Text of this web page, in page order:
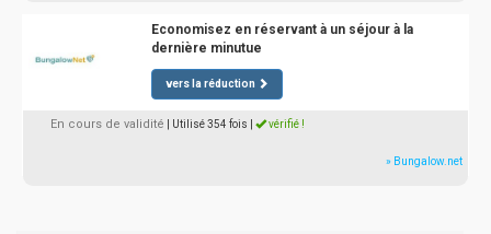
Economisez en réservant à un séjour à la
dernière minutue
vers la réduction
En cours de validité | Utilisé 354 fois vérifié !
» Bungalow.net